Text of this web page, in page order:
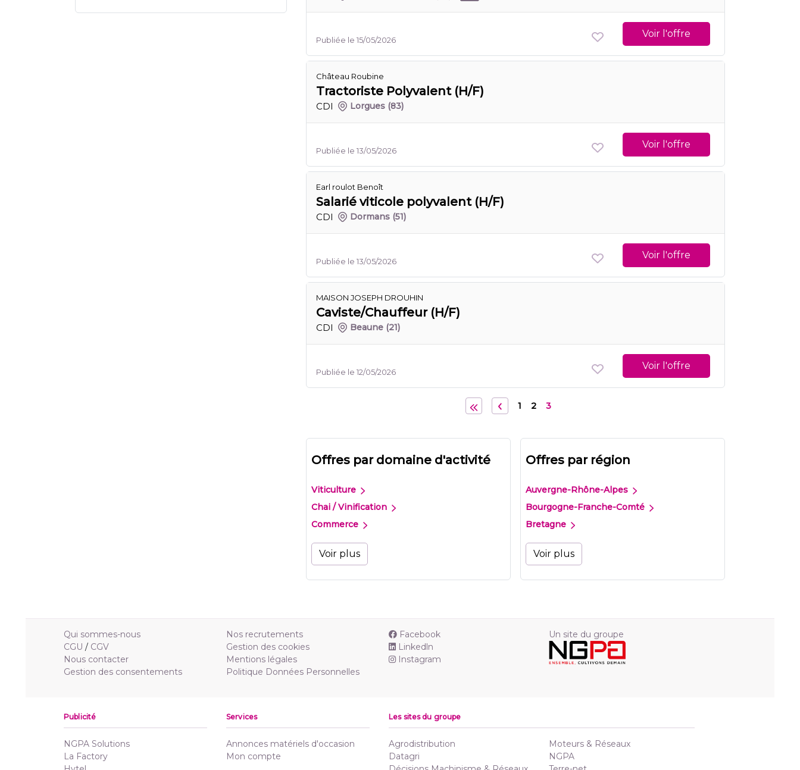
Publiée le 15/05/2026
Voir l'offre
Château Roubine
Tractoriste Polyvalent (H/F)
CDI Lorgues (83)
Publiée le 13/05/2026
Voir l'offre
Earl roulot Benoît
Salarié viticole polyvalent (H/F)
CDI Dormans (51)
Publiée le 13/05/2026
Voir l'offre
MAISON JOSEPH DROUHIN
Caviste/Chauffeur (H/F)
CDI Beaune (21)
Publiée le 12/05/2026
Voir l'offre
1 2 3
Offres par domaine d'activité
Viticulture
Chai / Vinification
Commerce
Voir plus
Offres par région
Auvergne-Rhône-Alpes
Bourgogne-Franche-Comté
Bretagne
Voir plus
Qui sommes-nous
CGU / CGV
Nous contacter
Gestion des consentements
Nos recrutements
Gestion des cookies
Mentions légales
Politique Données Personnelles
Facebook
Linkedln
Instagram
Un site du groupe
Publicité
NGPA Solutions
La Factory
Services
Annonces matériels d'occasion
Mon compte
Les sites du groupe
Agrodistribution
Datagri
Moteurs & Réseaux
NGPA